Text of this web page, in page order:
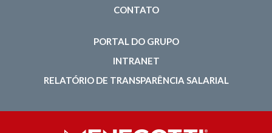
CONTATO
PORTAL DO GRUPO
INTRANET
RELATÓRIO DE TRANSPARÊNCIA SALARIAL